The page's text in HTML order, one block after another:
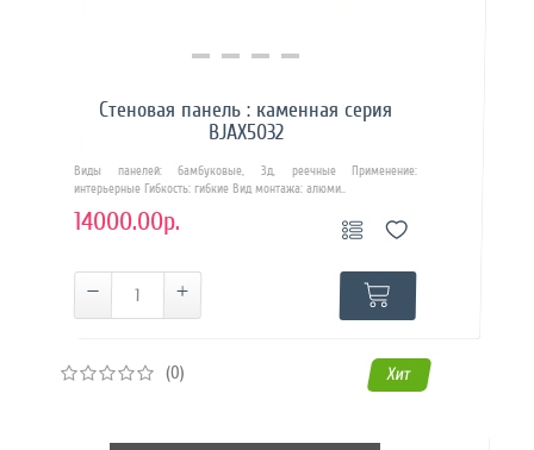
Купить в 1 клик
Стеновая панель : каменная серия
BJAX5032
Виды панелей: бамбуковые, 3д, реечные Применение:
интерьерные Гибкость: гибкие Вид монтажа: алюми..
14000.00р.
(0) Хит